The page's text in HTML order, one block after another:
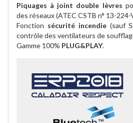
Piquages à joint double lèvres
des réseaux (ATEC CSTB n° 13-224-
Fonction sécurité incendie(sauf
contrôle des ventilateurs de
Gamme 100% PLUG&PLAY.